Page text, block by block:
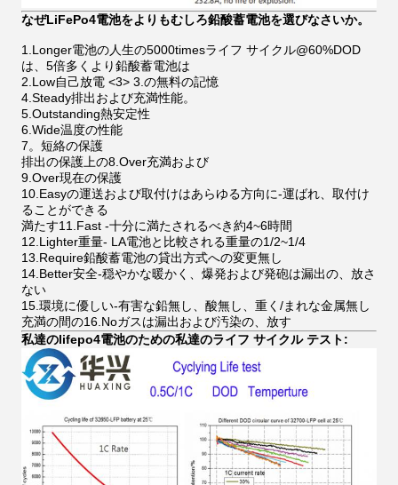
なぜLiFePo4電池をよりもむしろ鉛酸蓄電池を選びなさいか。
1.Longer電池の人生の5000timesライフ サイクル@60%DOD
は、5倍多くより鉛酸蓄電池は
2.Low自己放電 <3> 3.の無料の記憶
4.Steady排出および充満性能。
5.Outstanding熱安定性
6.Wide温度の性能
7。短絡の保護
排出の保護上の8.Over充満および
9.Over現在の保護
10.Easyの運送および取付けはあらゆる方向に-運ばれ、取付け
ることができる
満たす11.Fast -十分に満たされるべき約4~6時間
12.Lighter重量- LA電池と比較される重量の1/2~1/4
13.Require鉛酸蓄電池の貸出方式への変更無し
14.Better安全-穏やかな暖かく、爆発および発砲は漏出の、放さ
ない
15.環境に優しい-有害な鉛無し、酸無し、重く/まれな金属無し
充満の間の16.Noガスは漏出および汚染の、放す
私達のlifepo4電池のための私達のライフ サイクル テスト: